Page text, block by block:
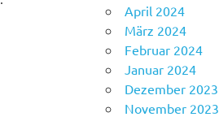
April 2024
März 2024
Februar 2024
Januar 2024
Dezember 2023
November 2023